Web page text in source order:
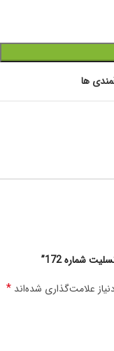
ها
شماره 172”
علامت‌گذاری شده‌اند *